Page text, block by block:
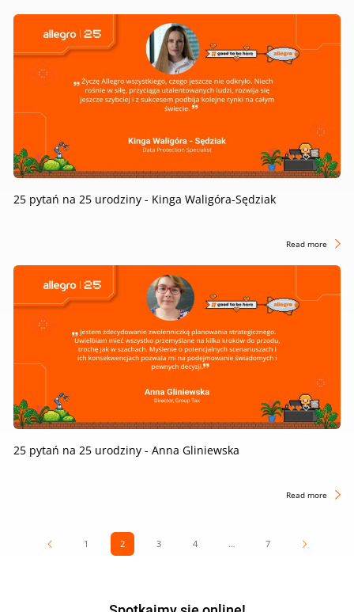
25 pytań na 25 urodziny - Kinga Waligóra-Sędziak
Read more
25 pytań na 25 urodziny - Anna Gliniewska
Read more
1 2 3 4 … 7